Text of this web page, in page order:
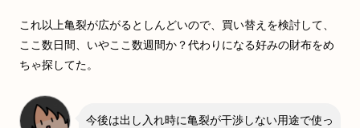
これ以上亀裂が広がるとしんどいので、買い替えを検討して、
ここ数日間、いやここ数週間か？代わりになる好みの財布をめ
ちゃ探してた。
今後は出し入れ時に亀裂が干渉しない用途で使っ